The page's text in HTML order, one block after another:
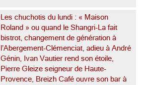
Les chuchotis du lundi : « Maison
Roland » ou quand le Shangri-La fait
bistrot, changement de génération à
l’Abergement-Clémenciat, adieu à André
Génin, Ivan Vautier rend son étoile,
Pierre Gleize seigneur de Haute-
Provence, Breizh Café ouvre son bar à